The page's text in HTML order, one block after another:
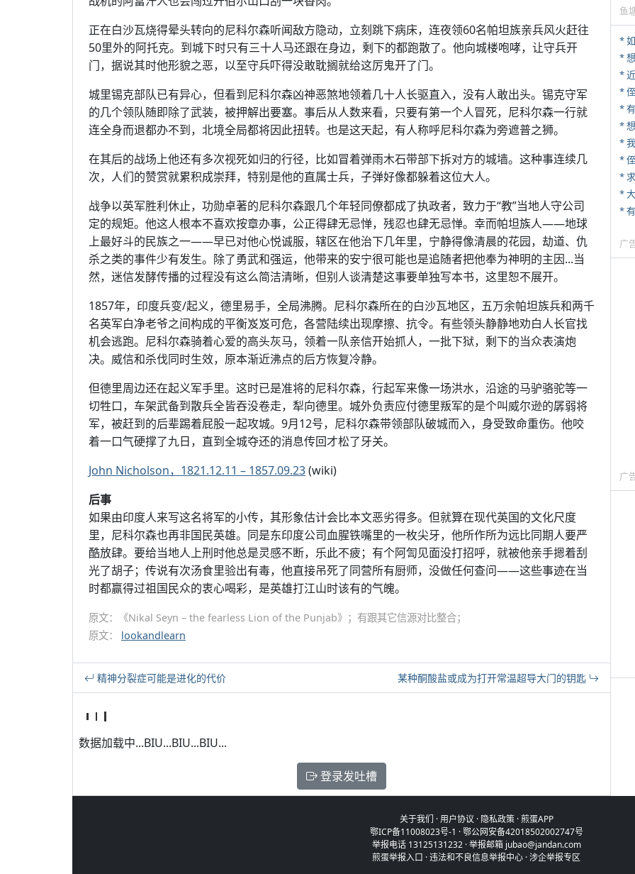
正在白沙瓦烧得晕头转向的尼科尔森听闻敌方隐动，立刻跳下病床，连夜领60名帕坦族亲兵风火赶往
50里外的阿托克。到城下时只有三十人马还跟在身边，剩下的都跑散了。他向城楼咆哮，让守兵开
门，据说其时他形貌之恶，以至守兵吓得没敢耽搁就给这厉鬼开了门。
城里锡克部队已有异心，但看到尼科尔森凶神恶煞地领着几十人长驱直入，没有人敢出头。锡克守军
的几个领队随即除了武装，被押解出要塞。事后从人数来看，只要有第一个人冒死，尼科尔森一行就
连全身而退都办不到，北境全局都将因此扭转。也是这天起，有人称呼尼科尔森为旁遮普之狮。
在其后的战场上他还有多次视死如归的行径，比如冒着弹雨木石带部下拆对方的城墙。这种事连续几
次，人们的赞赏就累积成崇拜，特别是他的直属士兵，子弹好像都躲着这位大人。
战争以英军胜利休止，功勋卓著的尼科尔森跟几个年轻同僚都成了执政者，致力于“教”当地人守公司
定的规矩。他这人根本不喜欢按章办事，公正得肆无忌惮，残忍也肆无忌惮。幸而帕坦族人——地球
上最好斗的民族之一——早已对他心悦诚服，辖区在他治下几年里，宁静得像清晨的花园，劫道、仇
杀之类的事件少有发生。除了勇武和强运，他带来的安宁很可能也是追随者把他奉为神明的主因...当
然，迷信发酵传播的过程没有这么简洁清晰，但别人谈清楚这事要单独写本书，这里恕不展开。
1857年，印度兵变/起义，德里易手，全局沸腾。尼科尔森所在的白沙瓦地区，五万余帕坦族兵和两千
名英军白净老爷之间构成的平衡岌岌可危，各营陆续出现摩擦、抗令。有些领头静静地劝白人长官找
机会逃跑。尼科尔森骑着心爱的高头灰马，领着一队亲信开始抓人，一批下狱，剩下的当众表演炮
决。威信和杀伐同时生效，原本渐近沸点的后方恢复冷静。
但德里周边还在起义军手里。这时已是准将的尼科尔森，行起军来像一场洪水，沿途的马驴骆驼等一
切牲口，车架武备到散兵全皆吞没卷走，犁向德里。城外负责应付德里叛军的是个叫威尔逊的孱弱将
军，被赶到的后辈踢着屁股一起攻城。9月12号，尼科尔森带领部队破城而入，身受致命重伤。他咬
着一口气硬撑了九日，直到全城夺还的消息传回才松了牙关。
John Nicholson，1821.12.11 – 1857.09.23(wiki)
后事
如果由印度人来写这名将军的小传，其形象估计会比本文恶劣得多。但就算在现代英国的文化尺度
里，尼科尔森也再非国民英雄。同是东印度公司血腥铁嘴里的一枚尖牙，他所作所为远比同期人要严
酷放肆。要给当地人上刑时他总是灵感不断，乐此不疲；有个阿訇见面没打招呼，就被他亲手摁着刮
光了胡子；传说有次汤食里验出有毒，他直接吊死了同营所有厨师，没做任何查问——这些事迹在当
时都赢得过祖国民众的衷心喝彩，是英雄打江山时该有的气魄。
原文：《Nikal Seyn – the fearless Lion of the Punjab》；有跟其它信源对比整合；
原文： lookandlearn
精神分裂症可能是进化的代价 某种酮酸盐或成为打开常温超导大门的钥匙
数据加载中...BIU...BIU...BIU...
登录发吐槽
鱼
*
*
*
*
*
*
*
*
*
广
广
关于我们 ·用户协议 · 隐私政策·煎蛋APP
鄂ICP备11008023号-1 ·鄂公网安备42018502002747号
举报电话 13125131232 · 举报邮箱 jubao@jandan.com
煎蛋举报入口 ·违法和不良信息举报中心 ·涉企举报专区